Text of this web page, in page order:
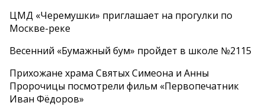
ЦМД «Черемушки» приглашает на прогулки по
Москве-реке
Весенний «Бумажный бум» пройдет в школе №2115
Прихожане храма Святых Симеона и Анны
Пророчицы посмотрели фильм «Первопечатник
Иван Фёдоров»